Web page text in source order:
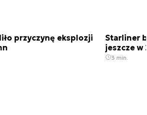
przyczynę eksplozji
Starliner
jeszcze w
3 min.